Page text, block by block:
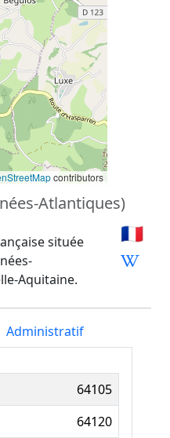
contributors
Atlantiques)
située
Aquitaine.
🇫🇷
Administratif
64105
64120